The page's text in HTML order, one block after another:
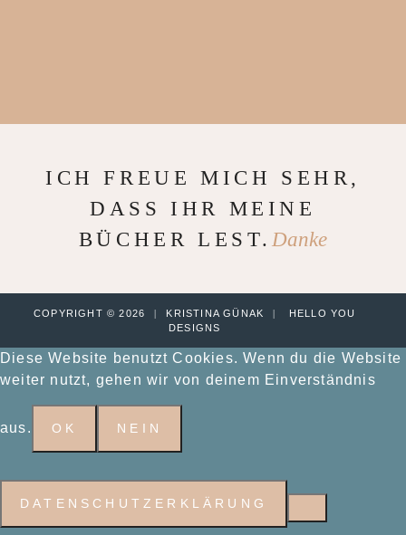
ICH FREUE MICH SEHR,
DASS IHR MEINE
BÜCHER LEST. Danke
COPYRIGHT © 2026 KRISTINA GÜNAK
HELLO YOU
DESIGNS
Diese Website benutzt Cookies. Wenn du die Website
weiter nutzt, gehen wir von deinem Einverständnis
aus. OK NEIN
DATENSCHUTZERKLÄRUNG